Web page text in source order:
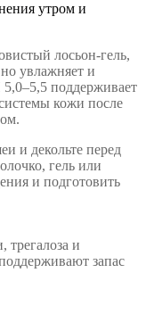
утром и
лосьон-гель,
увлажняет и
поддерживает
кожи после
и декольте перед
гель или
и подготовить
трегалоза и
запас